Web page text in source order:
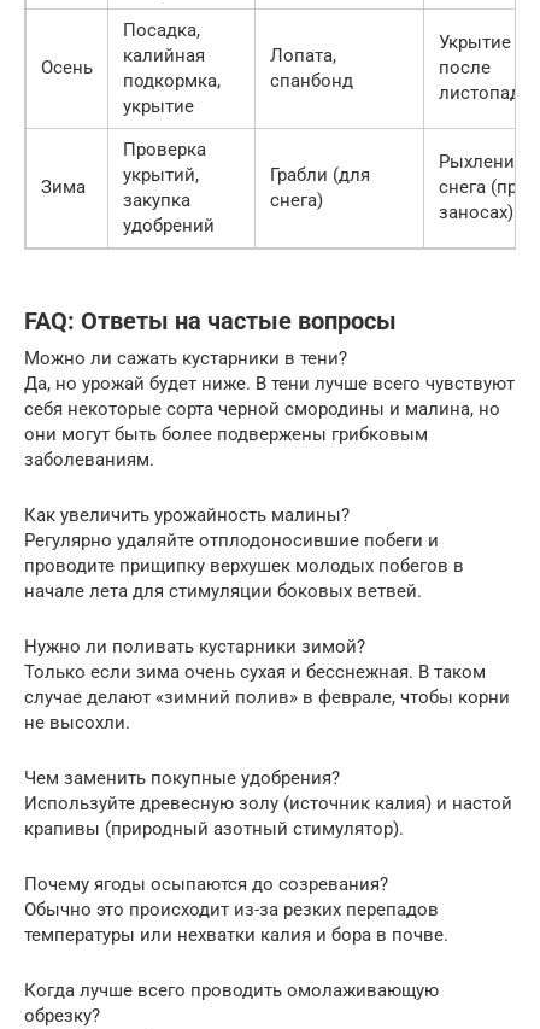
Осень
Посадка,
калийная
подкормка,
укрытие
Лопата,
спанбонд
Укрытие
после
листопада
Зима
Проверка
укрытий,
закупка
удобрений
Грабли (для
снега)
Рыхление
снега (при
заносах)
FAQ: Ответы на частые вопросы
Можно ли сажать кустарники в тени?
Да, но урожай будет ниже. В тени лучше всего чувствуют
себя некоторые сорта черной смородины и малина, но
они могут быть более подвержены грибковым
заболеваниям.
Как увеличить урожайность малины?
Регулярно удаляйте отплодоносившие побеги и
проводите прищипку верхушек молодых побегов в
начале лета для стимуляции боковых ветвей.
Нужно ли поливать кустарники зимой?
Только если зима очень сухая и бесснежная. В таком
случае делают «зимний полив» в феврале, чтобы корни
не высохли.
Чем заменить покупные удобрения?
Используйте древесную золу (источник калия) и настой
крапивы (природный азотный стимулятор).
Почему ягоды осыпаются до созревания?
Обычно это происходит из-за резких перепадов
температуры или нехватки калия и бора в почве.
Когда лучше всего проводить омолаживающую
обрезку?